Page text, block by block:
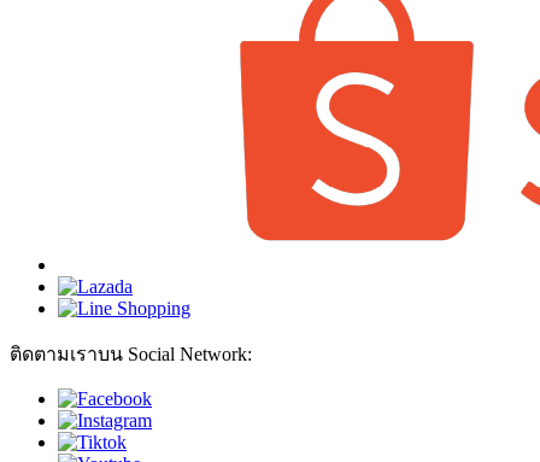
ติดตามเราบน Social Network: